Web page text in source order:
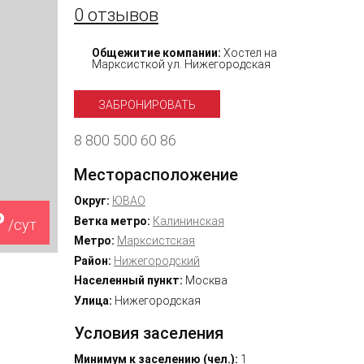
/сут
0 отзывов
Общежитие компании: Хостел на
Марксисткой ул. Нижегородская
ЗАБРОНИРОВАТЬ
8 800 500 60 86
Месторасположение
Округ: ЮВАО
Ветка метро: Калининская
Метро: Марксистская
Район: Нижегородский
Населенный пункт: Москва
Улица: Нижегородская
Условия заселения
Минимум к заселению (чел.): 1